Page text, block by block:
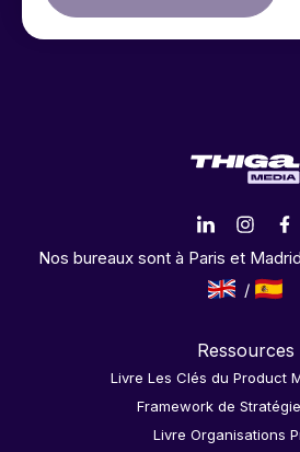
Nos bureaux sont à Paris et
Ressources
Livre Les Clés du Product
Framework de
Livre Organisations